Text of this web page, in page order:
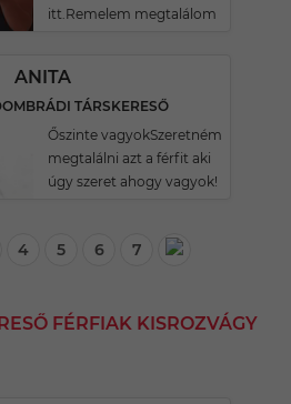
itt.Remelem megtalálom
ANITA
TÁRSKERESŐ
Őszinte vagyokSzeretném
megtalálni azt a férfit aki
úgy szeret ahogy vagyok!
4 5 6 7
FÉRFIAK KISROZVÁGY